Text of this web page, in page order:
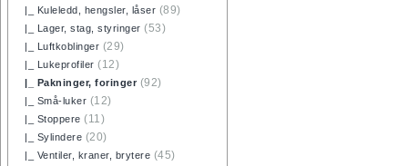
|_ Kuleledd, hengsler, låser (89)
|_ Lager, stag, styringer (53)
|_ Luftkoblinger (29)
|_ Lukeprofiler (12)
|_ Pakninger, foringer (92)
|_ Små-luker (12)
|_ Stoppere (11)
|_ Sylindere (20)
|_ Ventiler, kraner, brytere (45)